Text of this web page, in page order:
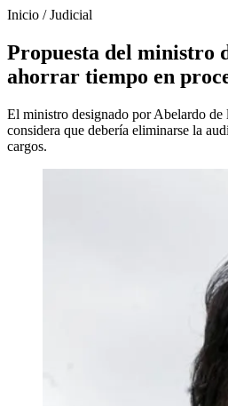
Inicio /Judicial
Propuesta del ministro
ahorrar tiempo en
El ministro designado por Abelardo
considera que debería eliminarse la
cargos.